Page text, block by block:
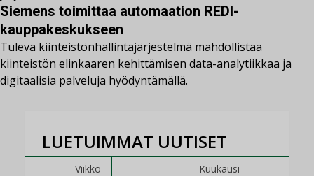
Siemens toimittaa automaation REDI-
kauppakeskukseen
Tuleva kiinteistönhallintajärjestelmä mahdollistaa
kiinteistön elinkaaren kehittämisen data-analytiikkaa ja
digitaalisia palveluja hyödyntämällä.
LUETUIMMAT UUTISET
Viikko Kuukausi